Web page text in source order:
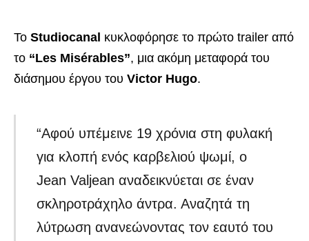
Το Studiocanal κυκλοφόρησε το πρώτο trailer από
το “Les Misérables”, μια ακόμη μεταφορά του
διάσημου έργου του Victor Hugo.
“Αφού υπέμεινε 19 χρόνια στη φυλακή
για κλοπή ενός καρβελιού ψωμί, ο
Jean Valjean αναδεικνύεται σε έναν
σκληροτράχηλο άντρα. Αναζητά τη
λύτρωση ανανεώνοντας τον εαυτό του